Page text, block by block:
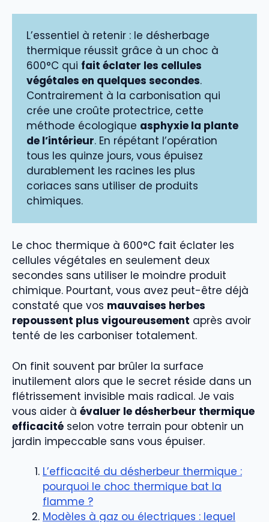
L’essentiel à retenir : le désherbage
thermique réussit grâce à un choc à
600°C qui fait éclater les cellules
végétales en quelques secondes.
Contrairement à la carbonisation qui
crée une croûte protectrice, cette
méthode écologique asphyxie la plante
de l’intérieur. En répétant l’opération
tous les quinze jours, vous épuisez
durablement les racines les plus
coriaces sans utiliser de produits
chimiques.
Le choc thermique à 600°C fait éclater les
cellules végétales en seulement deux
secondes sans utiliser le moindre produit
chimique. Pourtant, vous avez peut-être déjà
constaté que vos mauvaises herbes
repoussent plus vigoureusement après avoir
tenté de les carboniser totalement.
On finit souvent par brûler la surface
inutilement alors que le secret réside dans un
flétrissement invisible mais radical. Je vais
vous aider à évaluer le désherbeur thermique
efficacité selon votre terrain pour obtenir un
jardin impeccable sans vous épuiser.
L’efficacité du désherbeur thermique :
pourquoi le choc thermique bat la
flamme ?
Modèles à gaz ou électriques : lequel